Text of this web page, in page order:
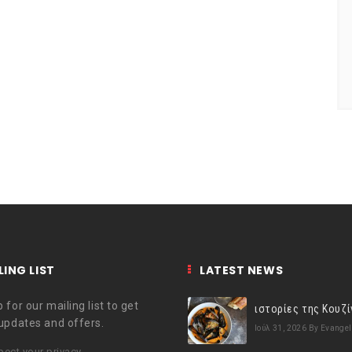
LIST
for our mailing list to get
and offers.
LATEST NEWS
Ιούλ 31, 2026 By